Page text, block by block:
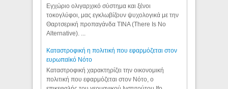
Εγχώριο ολιγαρχικό σύστημα και ξένοι
τοκογλύφοι, μας εγκλωβίζουν ψυχολογικά με την
Θαρτσερική προπαγάνδα TINA (There Is No
Alternative). ...
Καταστροφική η πολιτική που εφαρμόζεται στον
ευρωπαϊκό Νότο
Καταστροφική χαρακτηρίζει την οικονομική
πολιτική που εφαρμόζεται στον Νότο, ο